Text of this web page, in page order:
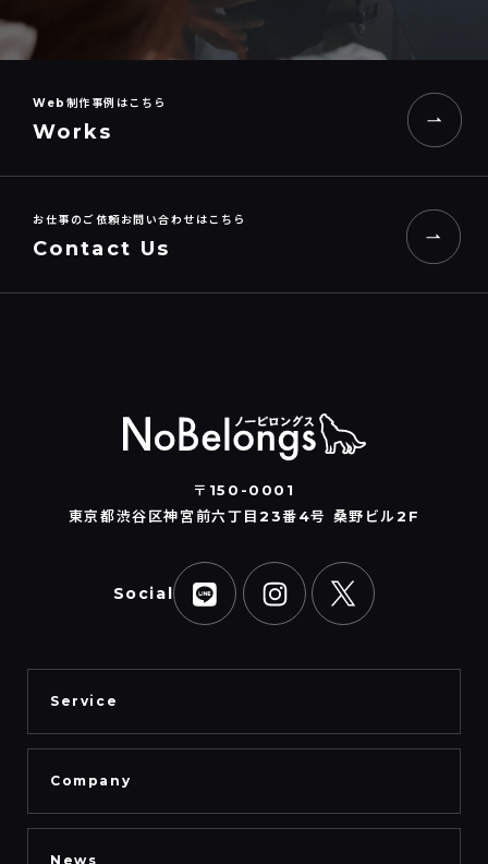
Web制作事例はこちら
Works
お仕事のご依頼お問い合わせはこちら
Contact Us
〒150-0001
東京都渋谷区神宮前六丁目23番4号 桑野ビル2F
Social
Service
Company
News